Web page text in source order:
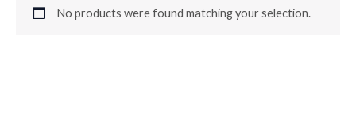
No products were found matching your selection.